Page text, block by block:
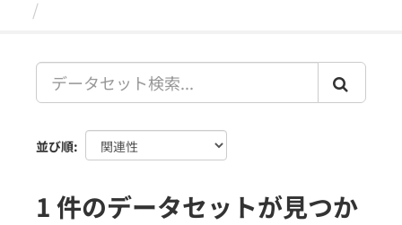
並び順
1 件のデータセットが見つか